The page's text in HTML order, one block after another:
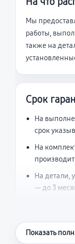
Мы
работы,
также на
Срок
На
срок
На
На детали,
— до 3
Что
Показать